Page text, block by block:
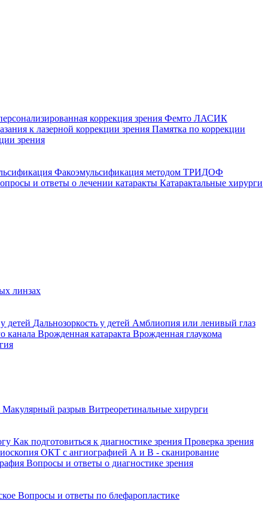
коррекция зрения Фемто ЛАСИК
к лазерной коррекции зрения Памятка по коррекции
зрения
Факоэмульсификация методом ТРИДОФ
и ответы о лечении катаракты Катарактальные хирурги
линзах
детей Дальнозоркость у детей Амблиопия или ленивый глаз
канала Врожденная катаракта Врожденная глаукома
Макулярный разрыв Витреоретинальные хирурги
Как подготовиться к диагностике зрения Проверка зрения
ОКТ с ангиографией А и В - сканирование
Вопросы и ответы о диагностике зрения
Вопросы и ответы по блефаропластике